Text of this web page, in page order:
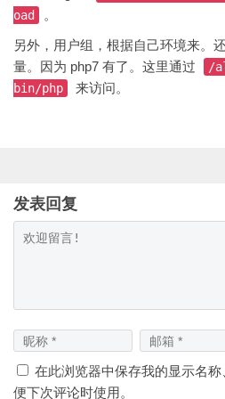
oad
。
另外，用户组，根据自己环境来。
量。因为 php7 有了。这里通过
/
bin/php
来访问。
发表回复
在此浏览器中保存我的显示名
便下次评论时使用。